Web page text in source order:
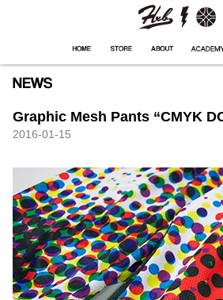
Graphic Mesh Pants “CMYK
2016-01-15